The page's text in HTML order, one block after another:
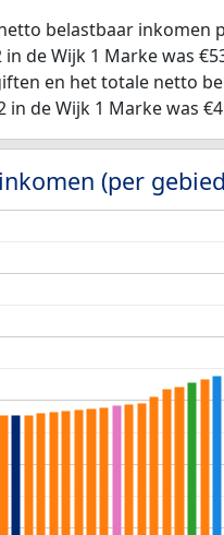
belastbaar inkomen
de Wijk 1 Marke was
en het totale netto
in de Wijk 1 Marke was
(per